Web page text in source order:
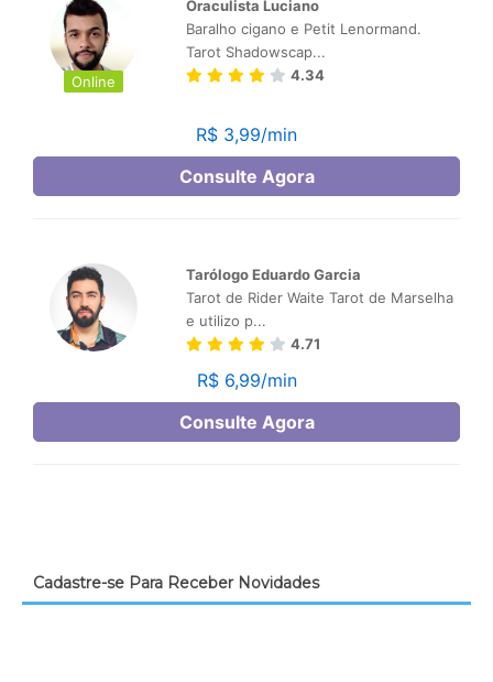
Cadastre-se Para Receber Novidades